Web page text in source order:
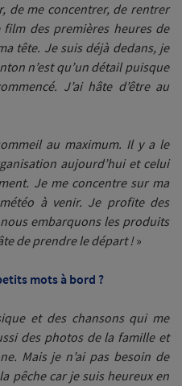
de me concentrer, de rentrer
des premières heures de
tête. Je suis déjà dedans, je
n’est qu’un détail puisque
J’ai hâte d’être au
au maximum. Il y a le
aujourd’hui et celui
Je me concentre sur ma
à venir. Je profite des
embarquons les produits
de prendre le départ !»
mots à bord ?
et des chansons qui me
des photos de la famille et
Mais je n’ai pas besoin de
pêche car je suis heureux en